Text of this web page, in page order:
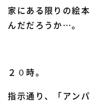
家にある限りの絵
んだだろうか…。
２０時。
指示通り、「アン